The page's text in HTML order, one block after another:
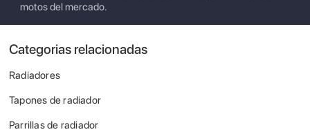
motos del mercado.
Categorias relacionadas
Radiadores
Tapones de radiador
Parrillas de radiador